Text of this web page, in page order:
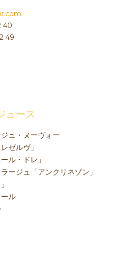
40
49
ュース
ュ・ヌーヴォー
ゼルヴ」
ル・ドレ」
ージュ「アンクリネゾン」
ル